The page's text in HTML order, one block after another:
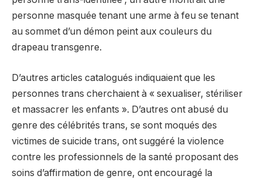
personne masquée tenant une arme à feu se tenant
au sommet d’un démon peint aux couleurs du
drapeau transgenre.
D’autres articles catalogués indiquaient que les
personnes trans cherchaient à « sexualiser, stériliser
et massacrer les enfants ». D’autres ont abusé du
genre des célébrités trans, se sont moqués des
victimes de suicide trans, ont suggéré la violence
contre les professionnels de la santé proposant des
soins d’affirmation de genre, ont encouragé la